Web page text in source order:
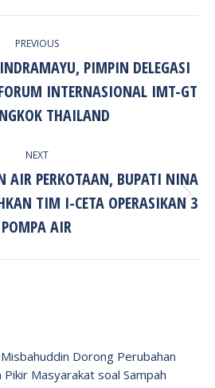
PREVIOUS
Previous
post:
PIMPIN DELEGASI
INTERNASIONAL IMT-GT
THAILAND
NEXT
Next
post:
AIR PERKOTAAN, BUPATI NINA
TIM I-CETA OPERASIKAN 3
POMPA AIR
Dorong Perubahan
Pikir Masyarakat soal Sampah